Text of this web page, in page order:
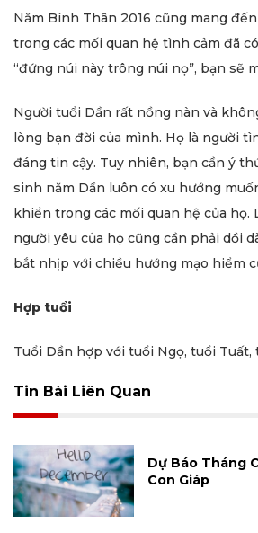
Năm Bính Thân 2016 cũng mang
trong các mối quan hệ tình cảm đã
“đứng núi này trông núi nọ”, bạn sẽ
Người tuổi Dần rất nồng nàn và
lòng bạn đời của mình. Họ là người
đáng tin cậy. Tuy nhiên, bạn cần ý
sinh năm Dần luôn có xu hướng
khiển trong các mối quan hệ của họ.
người yêu của họ cũng cần phải dồi
bắt nhịp với chiều hướng mạo hiểm
Hợp tuổi
Tuổi Dần hợp với tuổi Ngọ, tuổi Tuất,
Tin Bài Liên Quan
Dự Báo Tháng
Con Giáp